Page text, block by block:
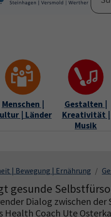
Menschen |
| Länder
Gestalten |
Kreativität |
Musik
| Bewegung | Ernährung
gesunde
Dialog zwischen
Health Coach Ute